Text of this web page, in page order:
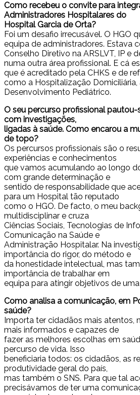
Como recebeu o convite para
Administradores Hospitalares do
Hospital Garcia de Orta?
Foi um desafio irrecusável. O HGO
equipa de administradores. Estava
Conselho Diretivo na ARSLVT, IP e
numa outra área profissional. E cá
que é acreditado pela CHKS e de
como a Hospitalização Domiciliária,
Desenvolvimento Pediátrico.
O seu percurso profissional
com investigações,
ligadas à saúde. Como encarou a
de topo?
Os percursos profissionais são o
experiências e conhecimentos
que vamos acumulando ao longo
com grande determinação e
sentido de responsabilidade que
para um Hospital tão reputado
como o HGO. De facto, o meu
multidisciplinar e cruza
Ciências Sociais, Tecnologias de
Comunicação na Saúde e
Administração Hospitalar. Na
importância do rigor, do método e
da honestidade intelectual, mas
importância de trabalhar em
equipa para atingir objetivos de
Como analisa a comunicação, em
saúde?
Importa ter cidadãos mais atentos,
mais informados e capazes de
fazer as melhores escolhas em
percurso de vida. Isso
beneficiaria todos: os cidadãos, as
produtividade geral do país,
mas também o SNS. Para que tal
precisávamos de ter uma